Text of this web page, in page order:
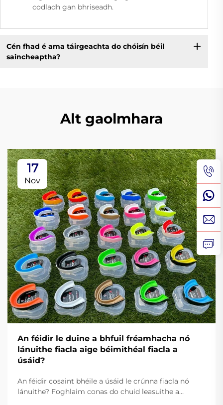
codladh gan bhriseadh.
Cén fhad é ama táirgeachta do chóisín béil
saincheaptha?
Alt gaolmhara
17
Nov
An féidir le duine a bhfuil fréamhacha nó
lánuithe fiacla aige béimithéal fiacla a
úsáid?
An féidir cosaint bhéile a úsáid le crúnna fiacla nó
lánuithe? Foghlaim conas do chuid leasuithe a